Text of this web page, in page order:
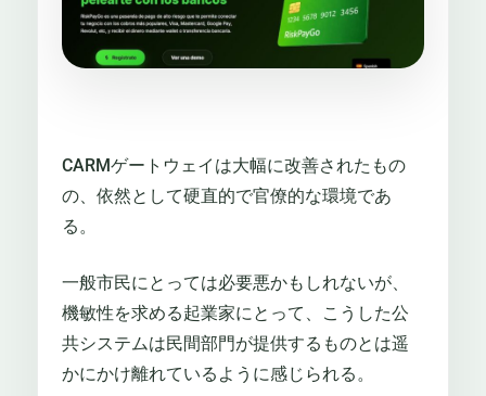
CARMゲートウェイは大幅に改善されたもの
の、依然として硬直的で官僚的な環境であ
る。
一般市民にとっては必要悪かもしれないが、
機敏性を求める起業家にとって、こうした公
共システムは民間部門が提供するものとは遥
かにかけ離れているように感じられる。